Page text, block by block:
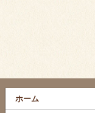
ホーム